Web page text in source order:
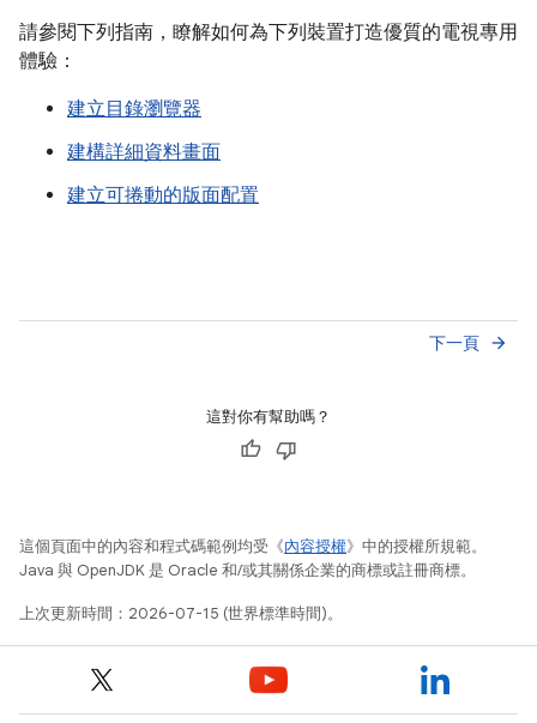
請參閱下列指南，瞭解如何為下列裝置打造優質的電視專用
體驗：
建立目錄瀏覽器
建構詳細資料畫面
建立可捲動的版面配置
下一頁 arrow_forward
這對你有幫助嗎？
這個頁面中的內容和程式碼範例均受《內容授權》中的授權所規範。
Java 與 OpenJDK 是 Oracle 和/或其關係企業的商標或註冊商標。
上次更新時間：2026-07-15 (世界標準時間)。